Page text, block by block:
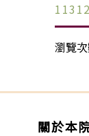
瀏覽
關於本